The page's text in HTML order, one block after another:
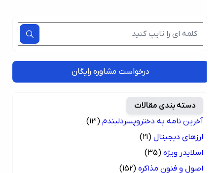
درخواست مشاوره رایگان
دسته بندی مقالات
آخرین نامه به دختروپسردلبندم (13)
ارزهای دیجیتال (21)
اسلایدر ویژه (35)
اصول و فنون مذاکره (152)